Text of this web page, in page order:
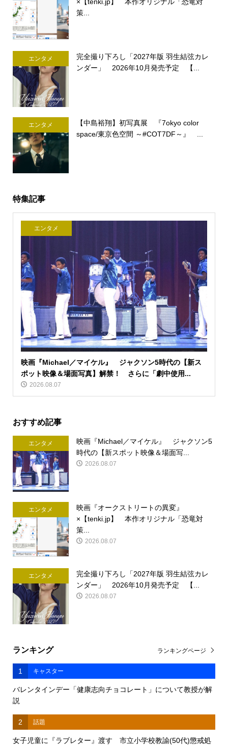
×【tenki.jp】 本作オリジナル「恐竜対
策...
エンタメ
完全撮り下ろし「2027年版 羽生結弦カレ
ンダー」 2026年10月発売予定 【...
エンタメ
【中島裕翔】初写真展 『7okyo color
space/東京色空間 ～#COT7DF～』 ...
特集記事
エンタメ
映画『Michael／マイケル』 ジャクソン5時代の【新ス
ポット映像＆場面写真】解禁！ さらに「劇中使用...
2026.08.07
おすすめ記事
エンタメ
映画『Michael／マイケル』 ジャクソン5
時代の【新スポット映像＆場面写...
2026.08.07
エンタメ
映画『オークストリートの異変』
×【tenki.jp】 本作オリジナル「恐竜対
策...
2026.08.07
エンタメ
完全撮り下ろし「2027年版 羽生結弦カレ
ンダー」 2026年10月発売予定 【...
2026.08.07
ランキング
1 キャスター
バレンタインデー「健康志向チョコレート」について教授が解
説
2 話題
女子児童に『ラブレター』渡す 市立小学校教諭(50代)懲戒処
ランキングページ